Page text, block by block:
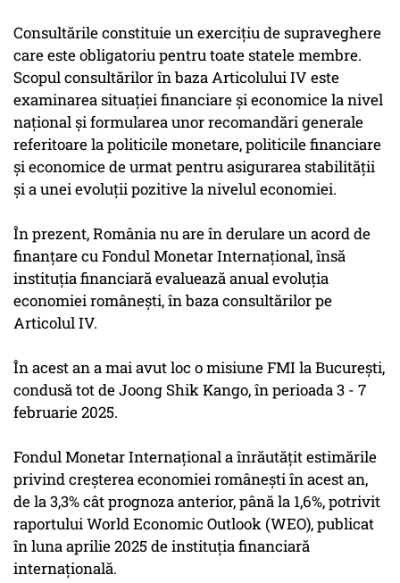
Consultările constituie un exercițiu de supraveghere
care este obligatoriu pentru toate statele membre.
Scopul consultărilor în baza Articolului IV este
examinarea situației financiare și economice la nivel
național și formularea unor recomandări generale
referitoare la politicile monetare, politicile financiare
și economice de urmat pentru asigurarea stabilității
și a unei evoluții pozitive la nivelul economiei.
În prezent, România nu are în derulare un acord de
finanțare cu Fondul Monetar Internațional, însă
instituția financiară evaluează anual evoluția
economiei românești, în baza consultărilor pe
Articolul IV.
În acest an a mai avut loc o misiune FMI la București,
condusă tot de Joong Shik Kango, în perioada 3 - 7
februarie 2025.
Fondul Monetar Internațional a înrăutățit estimările
privind creșterea economiei românești în acest an,
de la 3,3% cât prognoza anterior, până la 1,6%, potrivit
raportului World Economic Outlook (WEO), publicat
în luna aprilie 2025 de instituția financiară
internațională.